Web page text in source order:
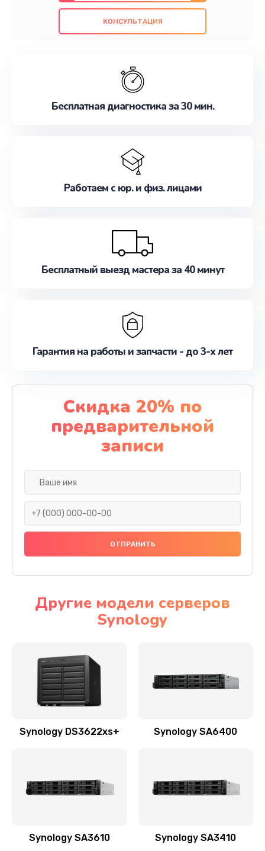
также гарантируем качество всех
проведенных работ. Наша цель - предоставить
наилучшим образом. Не медлите записаться на
КОНСУЛЬТАЦИЯ
Бесплатная диагностика за 30 мин.
Работаем с юр. и физ. лицами
Бесплатный выезд мастера за 40 минут
Гарантия на работы и запчасти - до 3-х лет
Скидка 20% по
предварительной
записи
Другие модели серверов
Synology
Synology DS3622xs+ Synology SA6400
Synology SA3610 Synology SA3410